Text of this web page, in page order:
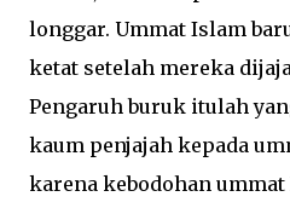
longgar. Ummat Islam
ketat setelah mereka
Pengaruh buruk itulah
kaum penjajah kepada
karena kebodohan